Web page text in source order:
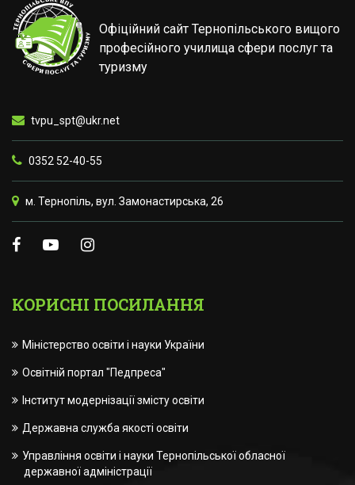
Офіційний сайт Тернопільського вищого
професійного училища сфери послуг та
туризму
tvpu_spt@ukr.net
0352 52-40-55
м. Тернопіль, вул. Замонастирська, 26
КОРИСНІ ПОСИЛАННЯ
Міністерство освіти і науки України
Освітній портал "Педпреса"
Інститут модернізації змісту освіти
Державна служба якості освіти
Управління освіти і науки Тернопільської обласної
державної адміністрації